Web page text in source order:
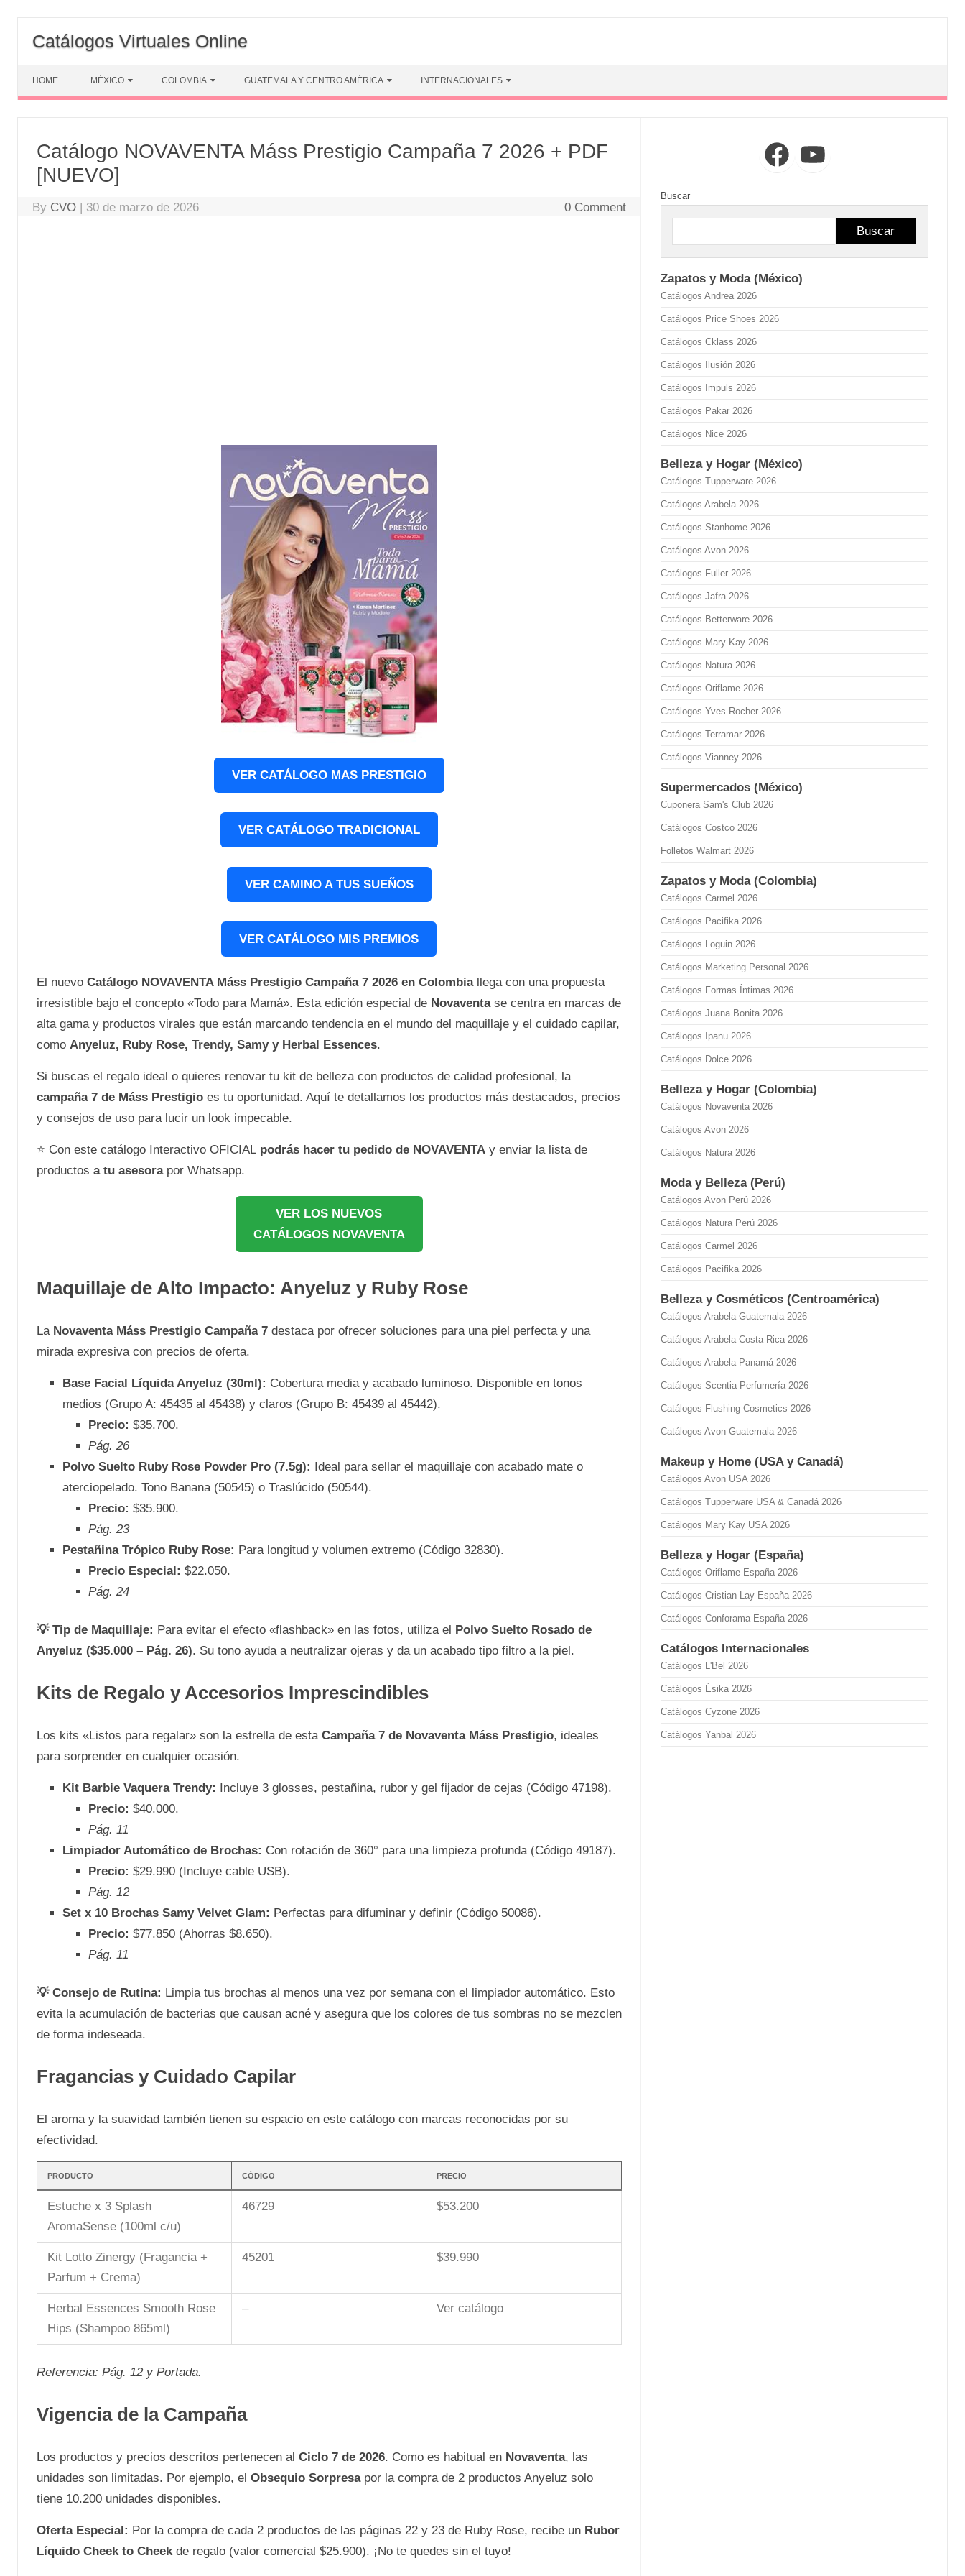
content
Catálogos Virtuales Online
HOME MÉXICO COLOMBIA GUATEMALA Y CENTRO AMÉRICA INTERNACIONALES
Catálogo NOVAVENTA Máss Prestigio Campaña 7 2026 + PDF
[NUEVO]
By CVO | 30 de marzo de 2026 0 Comment
VER CATÁLOGO MAS PRESTIGIO
VER CATÁLOGO TRADICIONAL
VER CAMINO A TUS SUEÑOS
VER CATÁLOGO MIS PREMIOS
El nuevo Catálogo NOVAVENTA Máss Prestigio Campaña 7 2026 en Colombiallega con una propuesta
irresistible bajo el concepto «Todo para Mamá». Esta edición especial de Novaventase centra en marcas de
alta gama y productos virales que están marcando tendencia en el mundo del maquillaje y el cuidado capilar,
como Anyeluz, Ruby Rose, Trendy, Samy y Herbal Essences.
Si buscas el regalo ideal o quieres renovar tu kit de belleza con productos de calidad profesional, la
campaña 7 de Máss Prestigioes tu oportunidad. Aquí te detallamos los productos más destacados, precios
y consejos de uso para lucir un look impecable.
⭐ Con este catálogo Interactivo OFICIAL podrás hacer tu pedido de NOVAVENTA y enviar la lista de
productos a tu asesora por Whatsapp.
VER LOS NUEVOS
CATÁLOGOS NOVAVENTA
Maquillaje de Alto Impacto: Anyeluz y Ruby Rose
La Novaventa Máss Prestigio Campaña 7destaca por ofrecer soluciones para una piel perfecta y una
mirada expresiva con precios de oferta.
Base Facial Líquida Anyeluz (30ml): Cobertura media y acabado luminoso. Disponible en tonos
medios (Grupo A: 45435 al 45438) y claros (Grupo B: 45439 al 45442).
Precio: $35.700.
Pág. 26
Polvo Suelto Ruby Rose Powder Pro (7.5g): Ideal para sellar el maquillaje con acabado mate o
aterciopelado. Tono Banana (50545) o Traslúcido (50544).
Precio: $35.900.
Pág. 23
Pestañina Trópico Ruby Rose: Para longitud y volumen extremo (Código 32830).
Precio Especial: $22.050.
Pág. 24
💡 Tip de Maquillaje: Para evitar el efecto «flashback» en las fotos, utiliza el Polvo Suelto Rosado de
Anyeluz ($35.000 – Pág. 26). Su tono ayuda a neutralizar ojeras y da un acabado tipo filtro a la piel.
Kits de Regalo y Accesorios Imprescindibles
Los kits «Listos para regalar» son la estrella de esta Campaña 7 de Novaventa Máss Prestigio, ideales
para sorprender en cualquier ocasión.
Kit Barbie Vaquera Trendy: Incluye 3 glosses, pestañina, rubor y gel fijador de cejas (Código 47198).
Precio: $40.000.
Pág. 11
Limpiador Automático de Brochas: Con rotación de 360° para una limpieza profunda (Código 49187).
Precio: $29.990 (Incluye cable USB).
Pág. 12
Set x 10 Brochas Samy Velvet Glam: Perfectas para difuminar y definir (Código 50086).
Precio: $77.850 (Ahorras $8.650).
Pág. 11
💡 Consejo de Rutina: Limpia tus brochas al menos una vez por semana con el limpiador automático. Esto
evita la acumulación de bacterias que causan acné y asegura que los colores de tus sombras no se mezclen
de forma indeseada.
Fragancias y Cuidado Capilar
El aroma y la suavidad también tienen su espacio en este catálogo con marcas reconocidas por su
efectividad.
PRODUCTO CÓDIGO PRECIO
Estuche x 3 Splash
AromaSense (100ml c/u)
46729 $53.200
Kit Lotto Zinergy (Fragancia +
Parfum + Crema)
45201 $39.990
Herbal Essences Smooth Rose
Hips (Shampoo 865ml)
– Ver catálogo
Referencia: Pág. 12 y Portada.
Vigencia de la Campaña
Los productos y precios descritos pertenecen al Ciclo 7 de 2026. Como es habitual en Novaventa, las
unidades son limitadas. Por ejemplo, el Obsequio Sorpresapor la compra de 2 productos Anyeluz solo
tiene 10.200 unidades disponibles.
Oferta Especial: Por la compra de cada 2 productos de las páginas 22 y 23 de Ruby Rose, recibe un Rubor
Líquido Cheek to Cheekde regalo (valor comercial $25.900). ¡No te quedes sin el tuyo!
FacebookYouTube
Buscar
Buscar
Zapatos y Moda (México)
Catálogos Andrea 2026
Catálogos Price Shoes 2026
Catálogos Cklass 2026
Catálogos Ilusión 2026
Catálogos Impuls 2026
Catálogos Pakar 2026
Catálogos Nice 2026
Belleza y Hogar (México)
Catálogos Tupperware 2026
Catálogos Arabela 2026
Catálogos Stanhome 2026
Catálogos Avon 2026
Catálogos Fuller 2026
Catálogos Jafra 2026
Catálogos Betterware 2026
Catálogos Mary Kay 2026
Catálogos Natura 2026
Catálogos Oriflame 2026
Catálogos Yves Rocher 2026
Catálogos Terramar 2026
Catálogos Vianney 2026
Supermercados (México)
Cuponera Sam's Club 2026
Catálogos Costco 2026
Folletos Walmart 2026
Zapatos y Moda (Colombia)
Catálogos Carmel 2026
Catálogos Pacifika 2026
Catálogos Loguin 2026
Catálogos Marketing Personal 2026
Catálogos Formas Íntimas 2026
Catálogos Juana Bonita 2026
Catálogos Ipanu 2026
Catálogos Dolce 2026
Belleza y Hogar (Colombia)
Catálogos Novaventa 2026
Catálogos Avon 2026
Catálogos Natura 2026
Moda y Belleza (Perú)
Catálogos Avon Perú 2026
Catálogos Natura Perú 2026
Catálogos Carmel 2026
Catálogos Pacifika 2026
Belleza y Cosméticos (Centroamérica)
Catálogos Arabela Guatemala 2026
Catálogos Arabela Costa Rica 2026
Catálogos Arabela Panamá 2026
Catálogos Scentia Perfumería 2026
Catálogos Flushing Cosmetics 2026
Catálogos Avon Guatemala 2026
Makeup y Home (USA y Canadá)
Catálogos Avon USA 2026
Catálogos Tupperware USA & Canadá 2026
Catálogos Mary Kay USA 2026
Belleza y Hogar (España)
Catálogos Oriflame España 2026
Catálogos Cristian Lay España 2026
Catálogos Conforama España 2026
Catálogos Internacionales
Catálogos L'Bel 2026
Catálogos Ésika 2026
Catálogos Cyzone 2026
Catálogos Yanbal 2026